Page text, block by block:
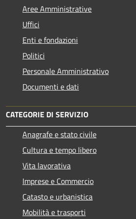
Aree Amministrative
Uffici
Enti e fondazioni
Politici
Personale Amministrativo
Documenti e dati
CATEGORIE DI SERVIZIO
Anagrafe e stato civile
Cultura e tempo libero
Vita lavorativa
Imprese e Commercio
Catasto e urbanistica
Mobilità e trasporti